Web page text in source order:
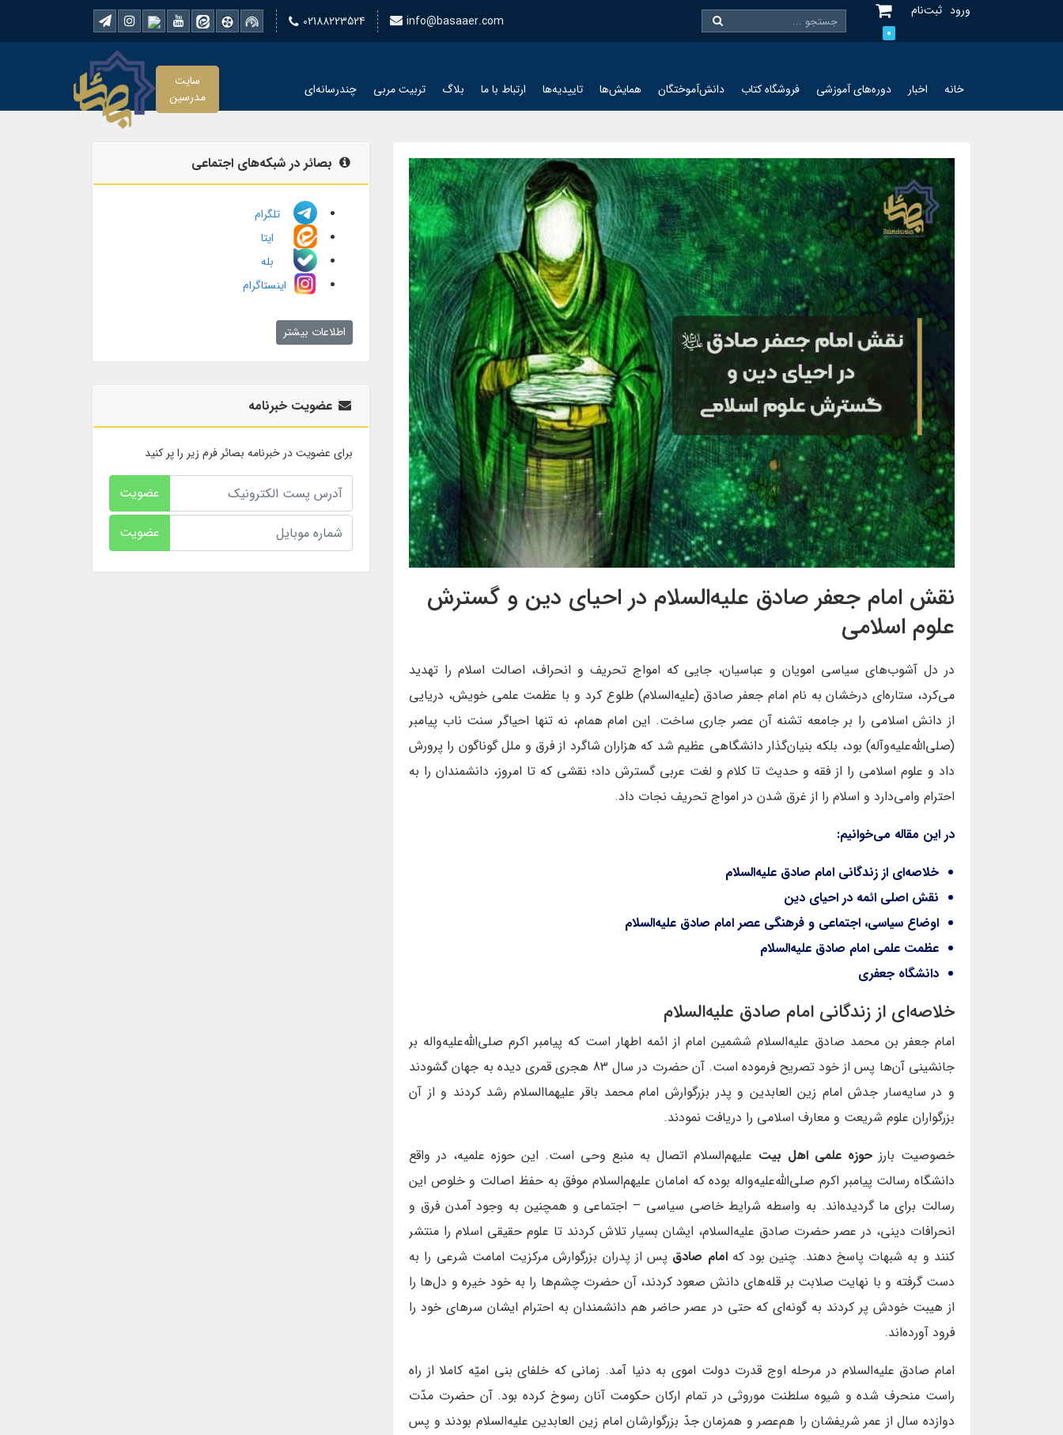
ورود ثبت‌نام
0
02188223524 info@basaaer.com
خانه اخبار دوره‌های آموزشی فروشگاه کتاب دانش‌آموختگان همایش‌ها تاییدیه‌ها ارتباط با ما بلاگ تربیت مربی چندرسانه‌ای
سایت
مدرسین
نقش امام جعفر صادق علیه‌السلام در احیای دین و گسترش
علوم اسلامی
در دل آشوب‌های سیاسی امویان و عباسیان، جایی که امواج تحریف و انحراف، اصالت اسلام را تهدید
می‌کرد، ستاره‌ای درخشان به نام امام جعفر صادق (علیه‌السلام) طلوع کرد و با عظمت علمی خویش، دریایی
از دانش اسلامی را بر جامعه تشنه آن عصر جاری ساخت. این امام همام، نه تنها احیاگر سنت ناب پیامبر
(صلی‌الله‌علیه‌وآله) بود، بلکه بنیان‌گذار دانشگاهی عظیم شد که هزاران شاگرد از فرق و ملل گوناگون را پرورش
داد و علوم اسلامی را از فقه و حدیث تا کلام و لغت عربی گسترش داد؛ نقشی که تا امروز، دانشمندان را به
احترام وامی‌دارد و اسلام را از غرق شدن در امواج تحریف نجات داد.
در این مقاله می‌خوانیم:
خلاصه‌ای از زندگانی امام صادق علیه‌السلام
نقش اصلی ائمه در احیای دین
اوضاع سیاسی، اجتماعی و فرهنگی عصر امام صادق علیه‌السلام
عظمت علمی امام صادق علیه‌السلام
دانشگاه جعفری
خلاصه‌ای از زندگانی امام صادق علیه‌السلام
امام جعفر بن محمد صادق عليه‌السلام ششمين امام از ائمه اطهار است كه پيامبر اكرم صلى‌الله‌عليه‌واله بر
جانشينى آن‌‏ها پس از خود تصريح فرموده است. آن حضرت در سال 83 هجری قمری ديده به جهان گشودند
و در سايه‏‌سار جدش امام زين العابدين و پدر بزرگوارش امام محمد باقر عليهما‌السلام رشد كردند و از آن
بزرگواران علوم شريعت و معارف اسلامى را دريافت نمودند.
خصوصيت بارز حوزه علمى اهل بيت عليهم‌السلام اتصال به منبع وحى است. اين حوزه علميه، در واقع
دانشگاه رسالت پيامبر اكرم صلی‌الله‌علیه‌واله بوده كه امامان علیهم‌السلام موفق به حفظ اصالت و خلوص اين
رسالت براى ما گرديده‌اند. به واسطه شرایط خاصی سیاسی – اجتماعی و همچنین به وجود آمدن فرق و
انحرافات دینی، در عصر حضرت صادق علیه‌السلام، ایشان بسیار تلاش کردند تا علوم حقیقی اسلام را منتشر
کنند و به شبهات پاسخ دهند. چنين بود كهامام صادق پس از پدران بزرگوارش مركزيت امامت شرعى را به
دست گرفته و با نهايت صلابت بر قله‌‏هاى دانش صعود كردند، آن حضرت چشم‏‌ها را به خود خيره و دل‏‌ها را
از هيبت خودش پر كردند به گونه‏‌اى كه حتى در عصر حاضر هم دانشمندان به احترام ایشان سرهاى خود را
فرود آورده‌اند.
امام صادق علیه‌السلام در مرحله اوج قدرت دولت اموى به دنيا آمد. زمانى كه خلفاى بنى اميّه كاملا از راه
راست منحرف شده و شيوه سلطنت موروثى در تمام اركان حكومت آنان رسوخ كرده بود. آن حضرت مدّت
دوازده سال از عمر شريفشان را هم‏‌عصر و همزمان جدّ بزرگوارشان امام زين العابدين علیه‌السلام بودند و پس
بصائر در شبکه‌های اجتماعی
تلگرام
ایتا
بله
اینستاگرام
اطلاعات بیشتر
عضویت خبرنامه
برای عضویت در خبرنامه بصائر فرم زیر را پر کنید
عضویت
عضویت